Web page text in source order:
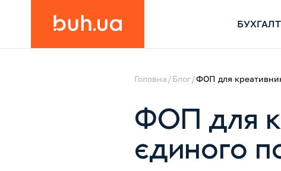
Головна Блог ФОП для
ФОП для
єдиного